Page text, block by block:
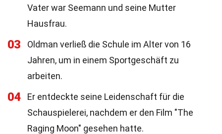
Vater war Seemann und seine Mutter
Hausfrau.
03
Oldman verließ die Schule im Alter von 16
Jahren, um in einem Sportgeschäft zu
arbeiten.
04
Er entdeckte seine Leidenschaft für die
Schauspielerei, nachdem er den Film "The
Raging Moon" gesehen hatte.